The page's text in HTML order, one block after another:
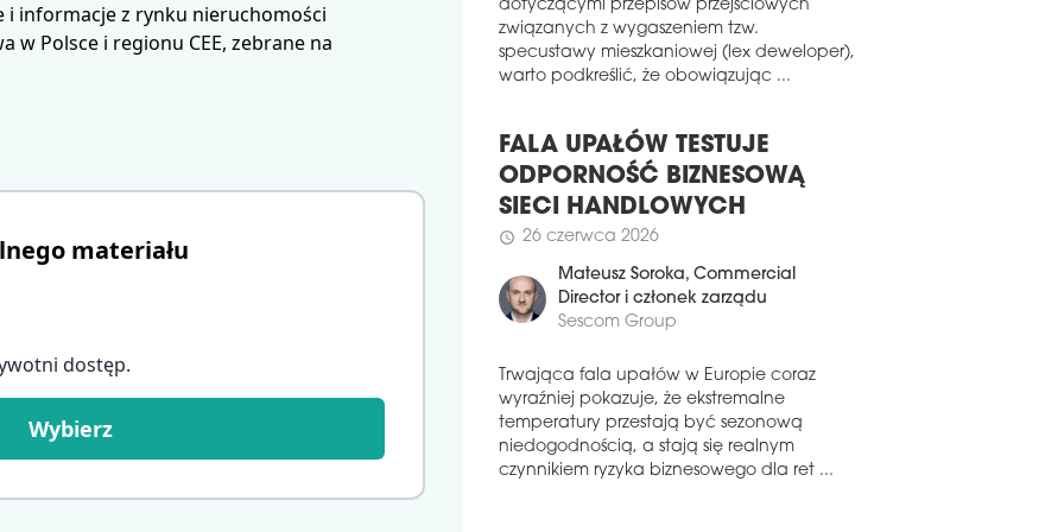
materiału
dostęp.
Wybierz
i informacje z rynku nieruchomości
w Polsce i regionu CEE, zebrane na
przy Złotej 44 usiadła Jolanta Nowakowska-
Zimoch, partner i szefowa działu
nieruchomości kancelarii Greenberg Traurig.
schedule 10 stycznia 2020
GIERSZEWSKĄ-MROZIEWICZ
POLSKA W pierwszym noworocznym
wywiadzie przy podkastowym stole
gościmy Bożenę Gierszewską-Mroziewicz,
szefową polskiego Neinvera.
schedule 20 grudnia 2019
NOSEM W NOS Z… DARKIEM
POLSKA Zapraszamy na ostatnią premierę
podkastu w tym roku – w apartamencie przy
Złotej 44 zasiadł jednocześnie gość i
gospodarz, czyli Darek Węglicki, country
W związku z pojawiającymi się pytaniami
dotyczącymi przepisów przejściowych
związanych z wygaszeniem tzw.
specustawy mieszkaniowej (lex deweloper),
FALA UPAŁÓW TESTUJE
ODPORNOŚĆ BIZNESOWĄ
SIECI HANDLOWYCH
26 czerwca 2026
Mateusz Soroka, Commercial
Director i członek zarządu
Trwająca fala upałów w Europie coraz
wyraźniej pokazuje, że ekstremalne
temperatury przestają być sezonową
niedogodnością, a stają się realnym